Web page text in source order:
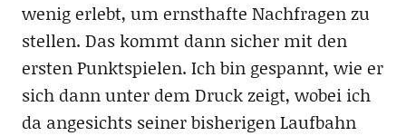
wenig erlebt, um ernsthafte Nachfragen zu
stellen. Das kommt dann sicher mit den
ersten Punktspielen. Ich bin gespannt, wie er
sich dann unter dem Druck zeigt, wobei ich
da angesichts seiner bisherigen Laufbahn